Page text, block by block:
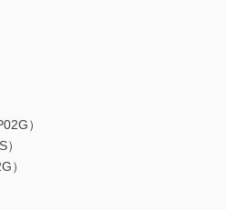
）
）